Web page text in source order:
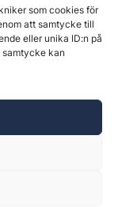
som cookies för
att samtycke till
eller unika ID:n på
samtycke kan
556625-6425 -
på denna
källa vid citering.
cookies